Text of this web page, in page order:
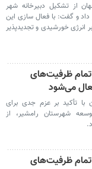
از تشکیل دبیرخانه شهر
و گفت: با فعال سازی این
انرژی خورشیدی و تجدیدپذیر
تمام ظرفیت‌های
می‌شود
با تأکید بر عزم جدی برای
شهرستان رامشیر، از
تمام ظرفیت‌های